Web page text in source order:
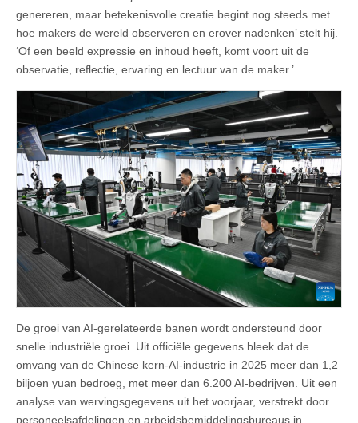
genereren, maar betekenisvolle creatie begint nog steeds met
hoe makers de wereld observeren en erover nadenken’ stelt hij.
‘Of een beeld expressie en inhoud heeft, komt voort uit de
observatie, reflectie, ervaring en lectuur van de maker.’
De groei van AI-gerelateerde banen wordt ondersteund door
snelle industriële groei. Uit officiële gegevens bleek dat de
omvang van de Chinese kern-AI-industrie in 2025 meer dan 1,2
biljoen yuan bedroeg, met meer dan 6.200 AI-bedrijven. Uit een
analyse van wervingsgegevens uit het voorjaar, verstrekt door
personeelsafdelingen en arbeidsbemiddelingsbureaus in